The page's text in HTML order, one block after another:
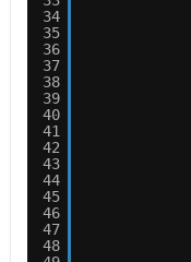
34
35
36
37
38
39
40
41
42
43
44
45
46
47
48